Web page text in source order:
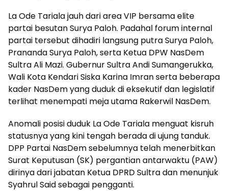
La Ode Tariala jauh dari area VIP bersama elite
partai besutan Surya Paloh. Padahal forum internal
partai tersebut dihadiri langsung putra Surya Paloh,
Prananda Surya Paloh, serta Ketua DPW NasDem
Sultra Ali Mazi. Gubernur Sultra Andi Sumangerukka,
Wali Kota Kendari Siska Karina Imran serta beberapa
kader NasDem yang duduk di eksekutif dan legislatif
terlihat menempati meja utama Rakerwil NasDem.
Anomali posisi duduk La Ode Tariala menguat kisruh
statusnya yang kini tengah berada di ujung tanduk.
DPP Partai NasDem sebelumnya telah menerbitkan
Surat Keputusan (SK) pergantian antarwaktu (PAW)
dirinya dari jabatan Ketua DPRD Sultra dan menunjuk
Syahrul Said sebagai pengganti.